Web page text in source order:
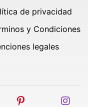
de privacidad
y Condiciones
legales
pinterest